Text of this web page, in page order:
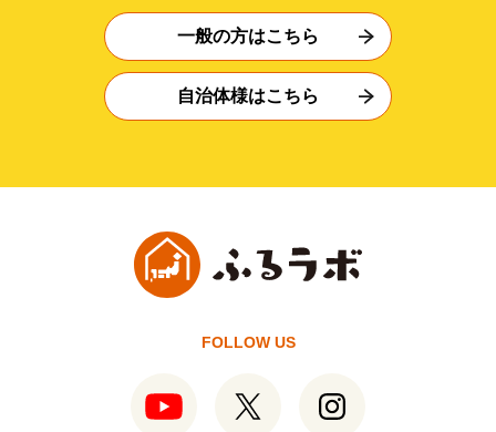
一般の方はこちら
自治体様はこちら
FOLLOW US